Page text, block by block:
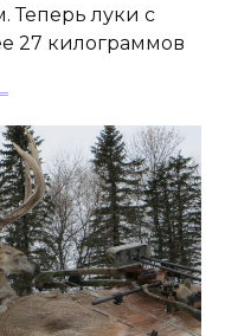
Теперь луки с
27 килограммов